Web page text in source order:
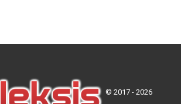
© 2017 - 2026